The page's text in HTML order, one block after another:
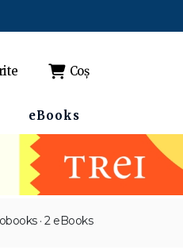
Coș
eBooks
· 2 eBooks